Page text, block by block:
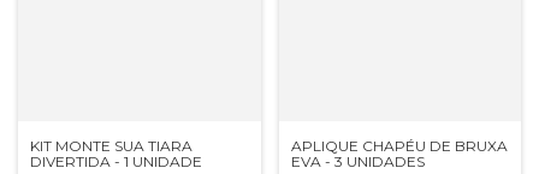
KIT MONTE SUA TIARA
DIVERTIDA - 1 UNIDADE
APLIQUE CHAPÉU DE BRUXA
EVA - 3 UNIDADES